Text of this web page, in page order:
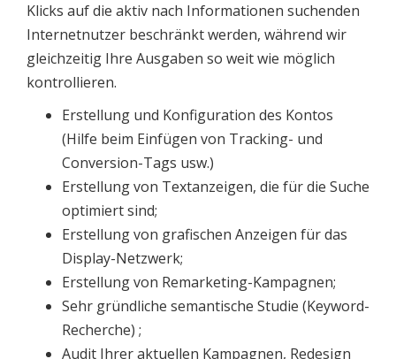
Klicks auf die aktiv nach Informationen suchenden
Internetnutzer beschränkt werden, während wir
gleichzeitig Ihre Ausgaben so weit wie möglich
kontrollieren.
Erstellung und Konfiguration des Kontos
(Hilfe beim Einfügen von Tracking- und
Conversion-Tags usw.)
Erstellung von Textanzeigen, die für die Suche
optimiert sind;
Erstellung von grafischen Anzeigen für das
Display-Netzwerk;
Erstellung von Remarketing-Kampagnen;
Sehr gründliche semantische Studie (Keyword-
Recherche) ;
Audit Ihrer aktuellen Kampagnen, Redesign